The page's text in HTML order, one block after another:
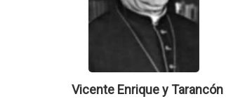
Vicente Enrique y Tarancón